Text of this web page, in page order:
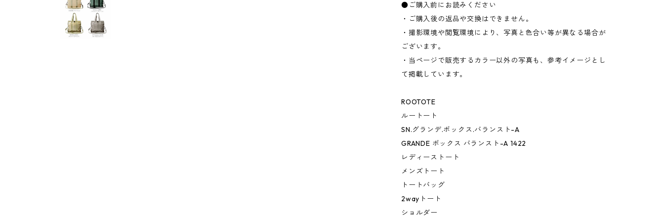
●ご購入前にお読みください
・ご購入後の返品や交換はできません。
・撮影環境や閲覧環境により、写真と色合い等が異なる場合が
ございます。
・当ページで販売するカラー以外の写真も、参考イメージとし
て掲載しています。
ROOTOTE
ルートート
SN.グランデ.ボックス.バランスト-A
GRANDE ボックス バランスト-A 1422
レディーストート
メンズトート
トートバッグ
2wayトート
ショルダー